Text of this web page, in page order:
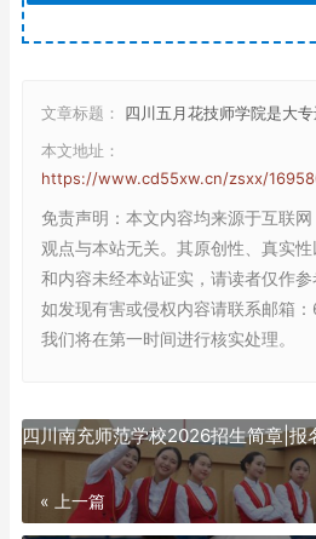
文章标题： 四川五月花技师学院是大
本文地址：
https://www.cd55xw.cn/zsxx/
免责声明 ：本文内容均来源于互联
观点与本站无关。其原创性、真实
和内容未经本站证实，请读者仅作参
如发现有害或侵权内容请联系邮箱
我们将在第一时间进行核实处理。
四川南充师范学校2026招生简章|报
« 上一篇